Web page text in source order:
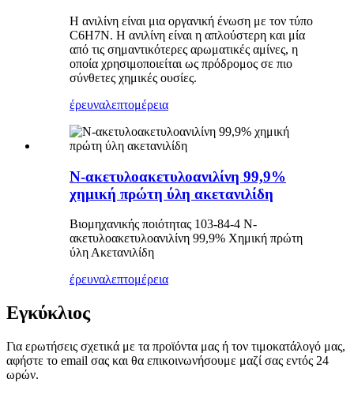
Η ανιλίνη είναι μια οργανική ένωση με τον τύπο
C6H7N. Η ανιλίνη είναι η απλούστερη και μία
από τις σημαντικότερες αρωματικές αμίνες, η
οποία χρησιμοποιείται ως πρόδρομος σε πιο
σύνθετες χημικές ουσίες.
έρευναλεπτομέρεια
Ν-ακετυλοακετυλοανιλίνη 99,9%
χημική πρώτη ύλη ακετανιλίδη
Βιομηχανικής ποιότητας 103-84-4 Ν-
ακετυλοακετυλοανιλίνη 99,9% Χημική πρώτη
ύλη Ακετανιλίδη
έρευναλεπτομέρεια
Εγκύκλιος
Για ερωτήσεις σχετικά με τα προϊόντα μας ή τον τιμοκατάλογό μας,
αφήστε το email σας και θα επικοινωνήσουμε μαζί σας εντός 24
ωρών.